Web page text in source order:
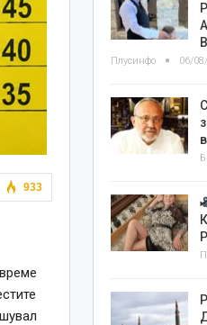
933
Плусинфо 06/